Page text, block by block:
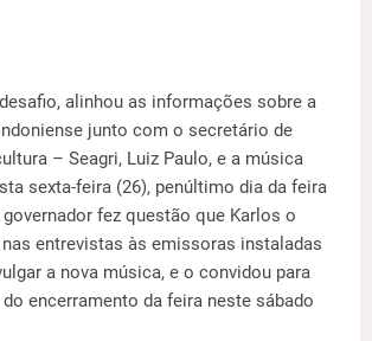
alinhou as informações sobre a
junto com o secretário de
– Seagri, Luiz Paulo, e a música
sexta-feira (26), penúltimo dia da feira
fez questão que Karlos o
entrevistas às emissoras instaladas
a nova música, e o convidou para
encerramento da feira neste sábado